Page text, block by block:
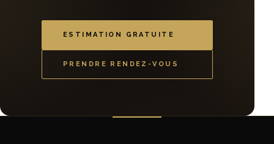
ESTIMATION GRATUITE
PRENDRE RENDEZ-VOUS